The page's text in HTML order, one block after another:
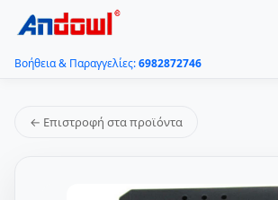
Βοήθεια & Παραγγελίες:6982872746
← Επιστροφή στα προϊόντα